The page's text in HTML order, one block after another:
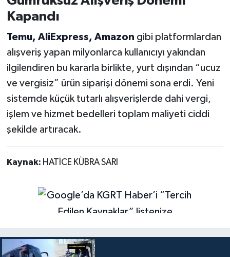
Kapandı
Temu, AliExpress, Amazon gibi platformlardan
alışveriş yapan milyonlarca kullanıcıyı yakından
ilgilendiren bu kararla birlikte, yurt dışından “ucuz
ve vergisiz” ürün siparişi dönemi sona erdi. Yeni
sistemde küçük tutarlı alışverişlerde dahi vergi,
işlem ve hizmet bedelleri toplam maliyeti ciddi
şekilde artıracak.
Kaynak: HATİCE KÜBRA SARI